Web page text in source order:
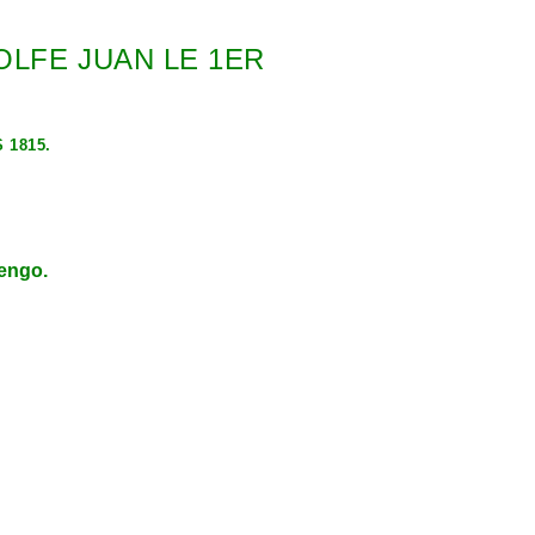
JUAN LE 1ER
1815.